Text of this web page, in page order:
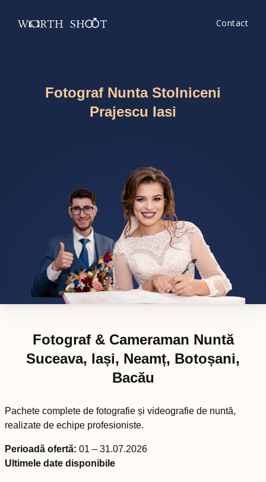
Contact
Fotograf Nunta Stolniceni
Prajescu Iasi
Fotograf & Cameraman Nuntă
Suceava, Iași, Neamț, Botoșani,
Bacău
Pachete complete de fotografie și videografie de nuntă,
realizate de echipe profesioniste.
Perioadă ofertă: 01 – 31.07.2026
Ultimele date disponibile